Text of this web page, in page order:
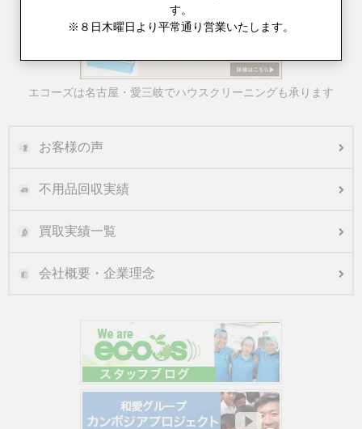
不用品回収とお引越しをまとめてご対応
エコーズは名古屋・愛三岐でハウスクリーニングも承ります
お客様の声
不用品回収実績
買取実績一覧
会社概要・企業理念
す。
※８日木曜日より平常通り営業いたします。